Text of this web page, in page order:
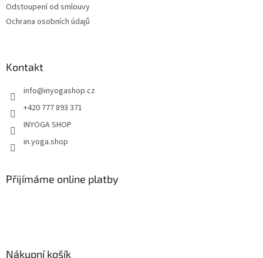
Odstoupení od smlouvy
Ochrana osobních údajů
Kontakt
info@inyogashop.cz
+420 777 893 371
INYOGA SHOP
in.yoga.shop
Přijímáme online platby
Nákupní košík